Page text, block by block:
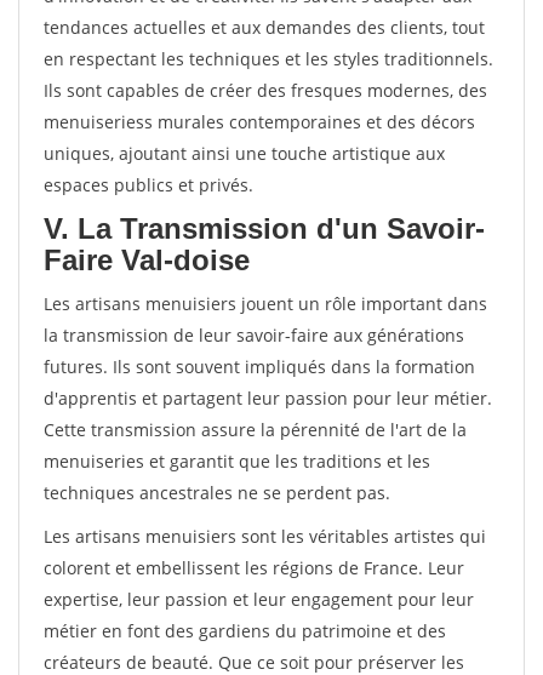
tendances actuelles et aux demandes des clients, tout
en respectant les techniques et les styles traditionnels.
Ils sont capables de créer des fresques modernes, des
menuiseriess murales contemporaines et des décors
uniques, ajoutant ainsi une touche artistique aux
espaces publics et privés.
V. La Transmission d'un Savoir-
Faire Val-doise
Les artisans menuisiers jouent un rôle important dans
la transmission de leur savoir-faire aux générations
futures. Ils sont souvent impliqués dans la formation
d'apprentis et partagent leur passion pour leur métier.
Cette transmission assure la pérennité de l'art de la
menuiseries et garantit que les traditions et les
techniques ancestrales ne se perdent pas.
Les artisans menuisiers sont les véritables artistes qui
colorent et embellissent les régions de France. Leur
expertise, leur passion et leur engagement pour leur
métier en font des gardiens du patrimoine et des
créateurs de beauté. Que ce soit pour préserver les